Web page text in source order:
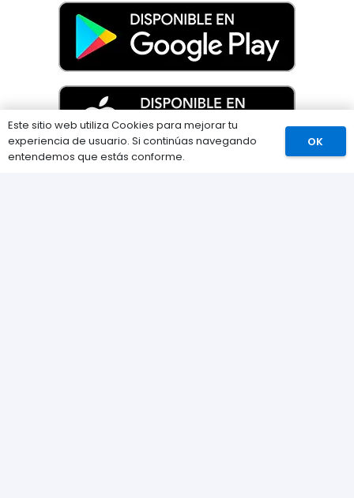
Comprar
Este sitio web utiliza Cookies para mejorar tu
experiencia de usuario. Si continúas navegando
entendemos que estás conforme.
OK